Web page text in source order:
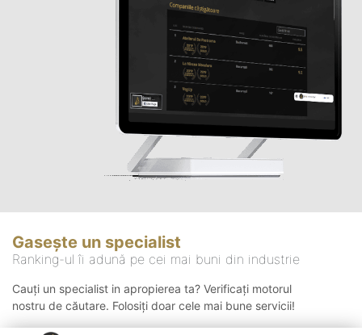
Gasește un specialist
Ranking-ul îi adună pe cei mai buni din industrie
Cauți un specialist in apropierea ta? Verificați motorul
nostru de căutare. Folosiți doar cele mai bune servicii!